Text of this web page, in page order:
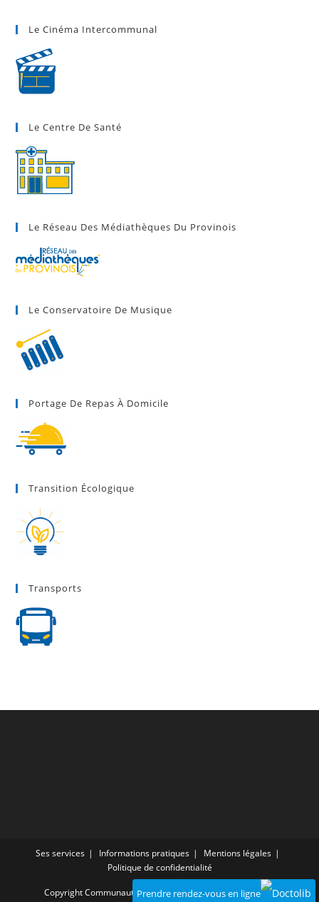
Prendre rendez-vous en ligne
Le Cinéma Intercommunal
Le Centre De Santé
Le Réseau Des Médiathèques Du Provinois
Le Conservatoire De Musique
Portage De Repas À Domicile
Transition Écologique
Transports
Ses services Informations pratiques
Mentions légales
Politique de confidentialité
Copyright Communauté de communes du Provinois - 2025